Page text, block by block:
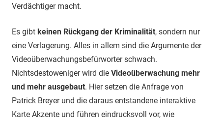
Verdächtiger macht.
Es gibt keinen Rückgang der Kriminalität, sondern nur
eine Verlagerung. Alles in allem sind die Argumente der
Videoüberwachungsbefürworter schwach.
Nichtsdestoweniger wird die Videoüberwachung mehr
und mehr ausgebaut. Hier setzen die Anfrage von
Patrick Breyer und die daraus entstandene interaktive
Karte Akzente und führen eindrucksvoll vor, wie